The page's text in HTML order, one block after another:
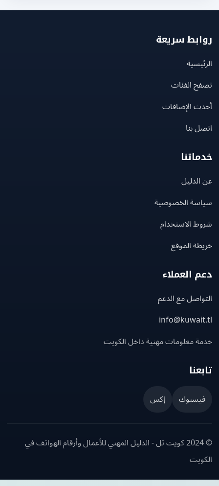
سريعة
الفئات
الإضافات
بنا
الخصوصية
الاستخدام
الموقع
العملاء
مع الدعم
معلومات مهنية داخل الكويت
إكس
© 2024 كويت تل - الدليل المهني للأعمال وأرقام الهواتف في